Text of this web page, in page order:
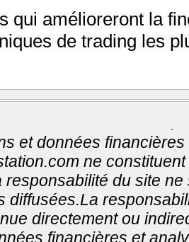
qui amélioreront la
de trading les
-
et données
ne
du site
diffusées.La
directement ou
financières et